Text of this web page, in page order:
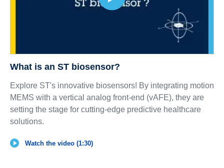
What is an ST biosensor?
Explore ST's innovative biosensors! By integrating motion
MEMS with a vertical analog front-end (vAFE), they are
setting the stage for cutting-edge predictive healthcare
solutions.
Watch the video (1:30)